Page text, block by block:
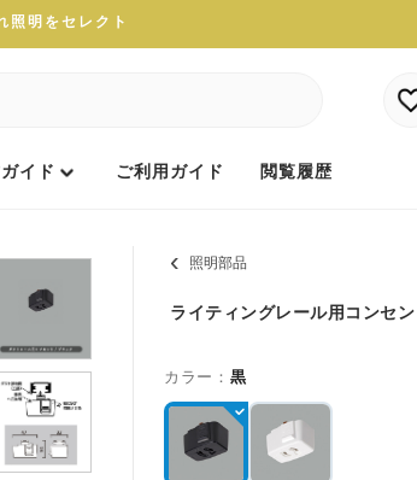
照明をセレクト
イド ご利用ガイド 閲覧履歴
照明部品
ライティングレール用コンセ
カラー： 黒